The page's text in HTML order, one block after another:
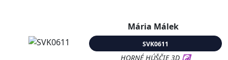
Mária Málek
SVK0611
HORNÉ HÚŠČIE 3D ☯